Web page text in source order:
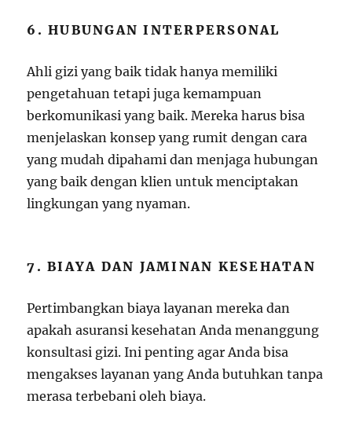
6. HUBUNGAN INTERPERSONAL
Ahli gizi yang baik tidak hanya memiliki
pengetahuan tetapi juga kemampuan
berkomunikasi yang baik. Mereka harus bisa
menjelaskan konsep yang rumit dengan cara
yang mudah dipahami dan menjaga hubungan
yang baik dengan klien untuk menciptakan
lingkungan yang nyaman.
7. BIAYA DAN JAMINAN KESEHATAN
Pertimbangkan biaya layanan mereka dan
apakah asuransi kesehatan Anda menanggung
konsultasi gizi. Ini penting agar Anda bisa
mengakses layanan yang Anda butuhkan tanpa
merasa terbebani oleh biaya.